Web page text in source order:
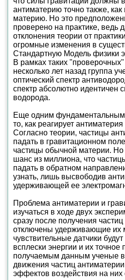
антиматерию точно также,
материю. Но это
проверено на практике, ведь
отклонения теории от
огромные изменения в
Стандартную Модель физики
В рамках таких
несколько лет назад группа
оптический спектр
спектр абсолютно идентичен
водорода.
Еще одним фундаментальным
то, как реагирует
Согласно теории, частицы
падать в гравитационном
частицы обычной материи. Но
шанс из миллиона, что
падать в обратном
узнать, лишь высвободив
удерживающей ее
Проблема антиматерии и
изучаться в ходе двух
сразу после получения
отключены удерживающие их
чувствительные датчики
всплески энергии и их
получаемым данным ученые
движения частиц
эффектов воздействия на них